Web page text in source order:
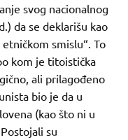
svog nacionalnog
da se deklarišu kao
etničkom smislu“. To
kom je titoistička
ali prilagođeno
bio je da u
(kao što ni u
su